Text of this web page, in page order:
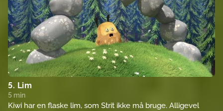
5. Lim
5 min
Kiwi har en flaske lim, som Strit ikke må bruge. Alligevel